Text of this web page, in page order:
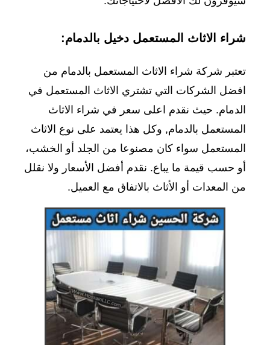
شراء الاثاث المستعمل دخيل بالدمام:
تعتبر شركة شراء الاثاث المستعمل بالدمام من
افضل الشركات التي تشتري الاثاث المستعمل في
الدمام. حيث نقدم اعلى سعر في شراء الاثاث
المستعمل بالدمام, وكل هذا يعتمد على نوع الاثاث
المستعمل سواء كان مصنوعا من الجلد أو الخشب،
أو حسب قيمة ما يباع. نقدم أفضل الأسعار ولا نقلل
من المعدات أو الأثاث بالاتفاق مع العميل.